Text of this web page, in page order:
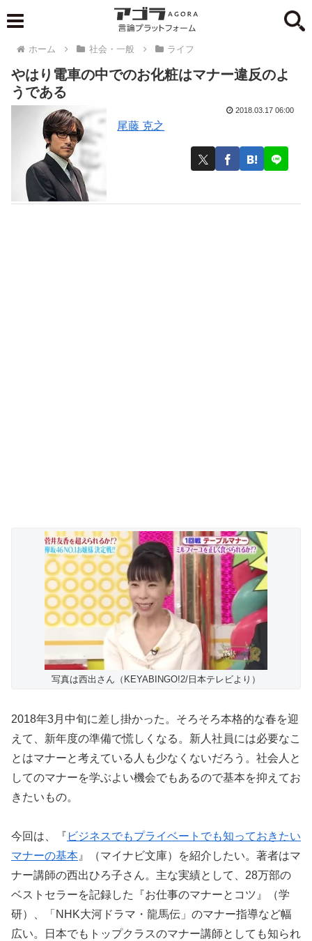
ホーム 社会・一般 ライフ
やはり電車の中でのお化粧はマナー違反のよ
うである
尾藤 克之
2018.03.17 06:00
写真は西出さん（KEYABINGO!2/日本テレビより）
2018年3月中旬に差し掛かった。そろそろ本格的な春を迎
えて、新年度の準備で慌しくなる。新人社員には必要なこ
とはマナーと考えている人も少なくないだろう。社会人と
してのマナーを学ぶよい機会でもあるので基本を抑えてお
きたいもの。
今回は、『 ビジネスでもプライベートでも知っておきたい
マナーの基本』（マイナビ文庫）を紹介したい。著者はマ
ナー講師の西出ひろ子さん。主な実績として、28万部の
ベストセラーを記録した『お仕事のマナーとコツ』（学
研）、「NHK大河ドラマ・龍馬伝」のマナー指導など幅
広い。日本でもトップクラスのマナー講師としても知られ